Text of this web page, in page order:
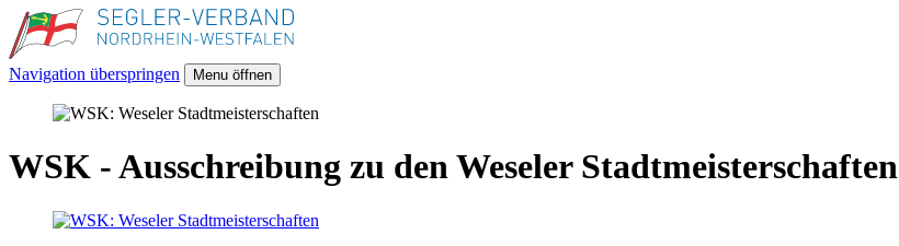
Navigation überspringen Menu öffnen
WSK - Ausschreibung zu den Weseler Stadtmeisterschaften